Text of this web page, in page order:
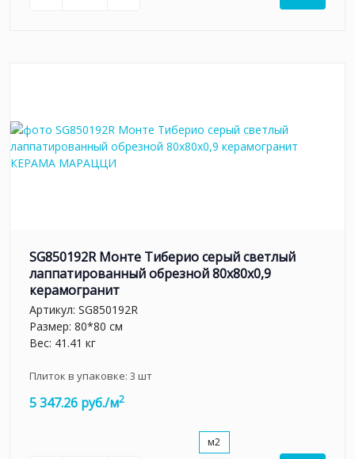
SG850192R Монте Тиберио серый светлый
лаппатированный обрезной 80x80x0,9
керамогранит
Артикул: SG850192R
Размер: 80*80 см
Вес: 41.41 кг
Плиток в упаковке: 3 шт
5 347.26 руб./м2
м2